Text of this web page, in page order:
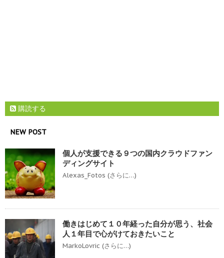
購読する
NEW POST
個人が支援できる９つの国内クラウドファン
ディングサイト
Alexas_Fotos (さらに…)
働きはじめて１０年経った自分が思う、社会
人１年目で心がけておきたいこと
MarkoLovric (さらに…)